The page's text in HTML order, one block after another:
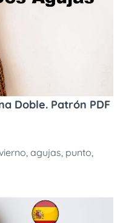
Doble. Patrón PDF
, agujas, punto,